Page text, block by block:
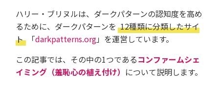
ハリー・ブリヌルは、ダークパターンの認知度を高め
るために、ダークパターンを 12種類に分類したサイ
ト
「darkpatterns.org」を運営しています。
この記事では、その中の1つであるコンファームシェ
イミング（羞恥心の植え付け） について説明します。